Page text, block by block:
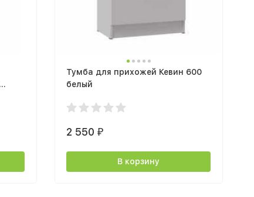
Тумба для прихожей Кевин 600
белый
2 550 ₽
В корзину